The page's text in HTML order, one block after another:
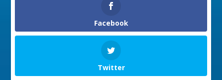
Facebook
Twitter